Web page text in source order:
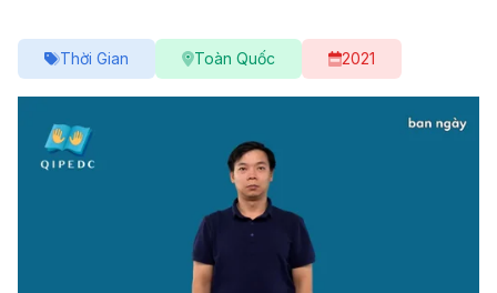
Thời Gian Toàn Quốc 2021